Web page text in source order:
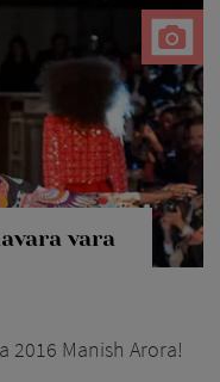
vara
2016 Manish Arora!